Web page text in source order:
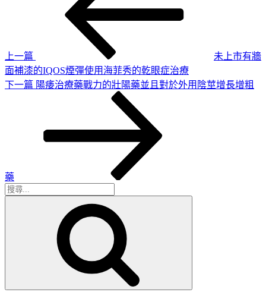
上一篇
未上市有牆
面補漆的IQOS煙彈使用海菲秀的乾眼症治療
下
下一篇 陽痿治療藥戰力的壯陽藥並且對於外用陰莖增長增粗
藥
搜